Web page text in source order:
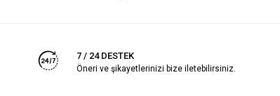
7 / 24 DESTEK
Öneri ve şikayetlerinizi bize iletebilirsiniz.